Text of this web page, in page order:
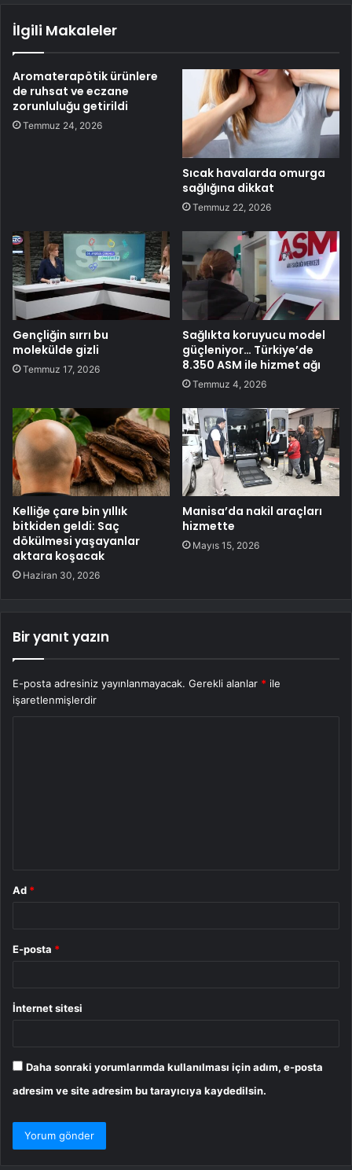
İlgili Makaleler
Aromaterapötik ürünlere
de ruhsat ve eczane
zorunluluğu getirildi
Temmuz 24, 2026
Sıcak havalarda omurga
sağlığına dikkat
Temmuz 22, 2026
Gençliğin sırrı bu
molekülde gizli
Temmuz 17, 2026
Sağlıkta koruyucu model
güçleniyor… Türkiye’de
8.350 ASM ile hizmet ağı
Temmuz 4, 2026
Kelliğe çare bin yıllık
bitkiden geldi: Saç
dökülmesi yaşayanlar
aktara koşacak
Haziran 30, 2026
Manisa’da nakil araçları
hizmette
Mayıs 15, 2026
Bir yanıt yazın
E-posta adresiniz yayınlanmayacak. Gerekli alanlar * ile
işaretlenmişlerdir
Ad *
E-posta *
İnternet sitesi
Daha sonraki yorumlarımda kullanılması için adım, e-posta
adresim ve site adresim bu tarayıcıya kaydedilsin.